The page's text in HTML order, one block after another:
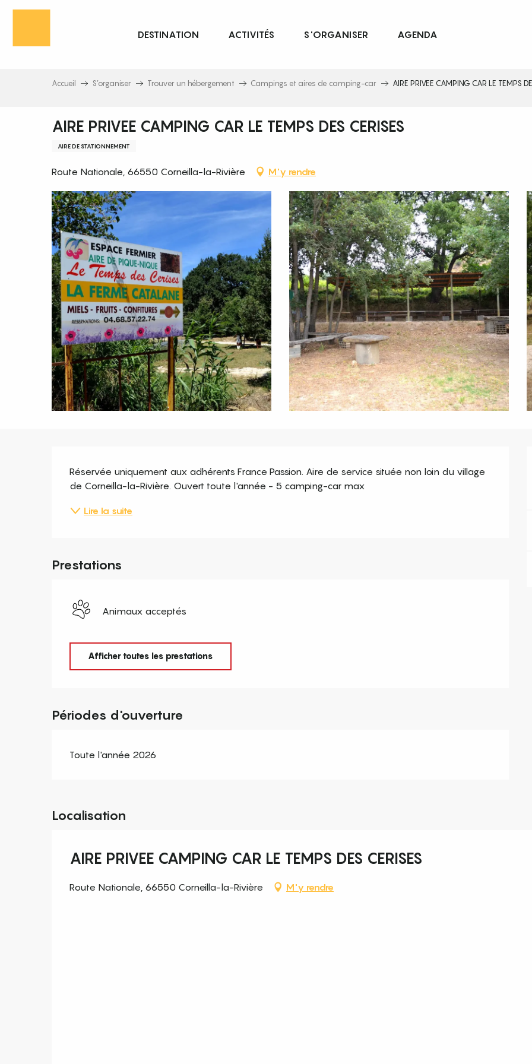
Aller
principal
DESTINATION ACTIVITÉS S'ORGANISER AGENDA
Accueil S’organiser Trouver un hébergement Campings et aires de camping-car AIRE PRIVEE CAMPING CAR LE TEMPS
AIRE PRIVEE CAMPING CAR LE TEMPS DES CERISES
AIRE DE STATIONNEMENT
Route Nationale, 66550 Corneilla-la-Rivière M'y rendre
Description
Réservée uniquement aux adhérents France Passion. Aire de service située non loin du village
de Corneilla-la-Rivière. Ouvert toute l'année - 5 camping-car max
Lire la suite
Prestations
Animaux acceptés
Afficher toutes les prestations
Périodes d'ouverture
Toute l'année 2026
Localisation
AIRE PRIVEE CAMPING CAR LE TEMPS DES CERISES
Route Nationale, 66550 Corneilla-la-Rivière M'y rendre